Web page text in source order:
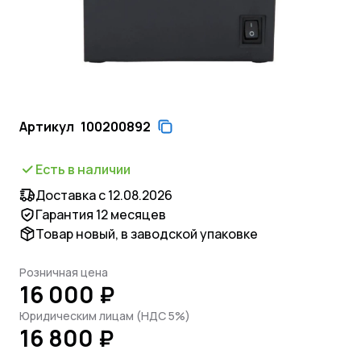
Артикул 100200892
Есть в наличии
Доставка с 12.08.2026
Гарантия 12 месяцев
Товар новый, в заводской упаковке
Розничная цена
16 000 ₽
Юридическим лицам (НДС 5%)
16 800 ₽